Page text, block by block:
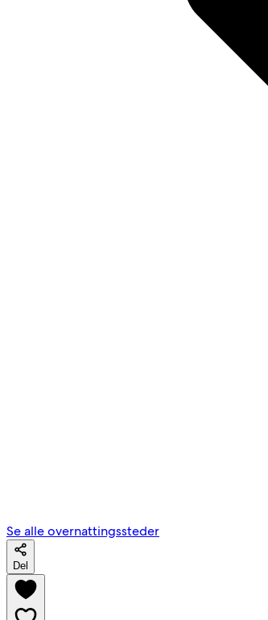
Se alle overnattingssteder
Del